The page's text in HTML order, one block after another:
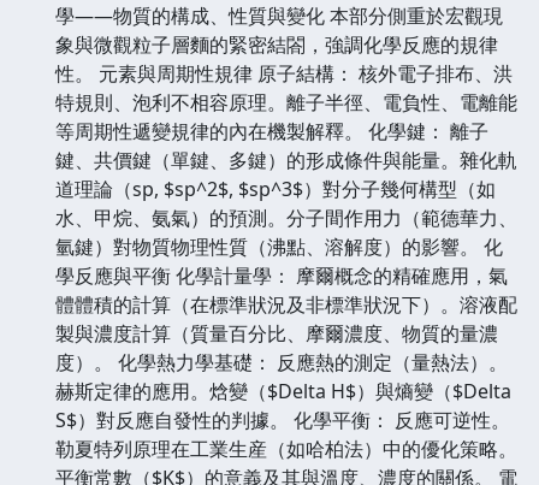
學——物質的構成、性質與變化 本部分側重於宏觀現
象與微觀粒子層麵的緊密結閤，強調化學反應的規律
性。 元素與周期性規律 原子結構： 核外電子排布、洪
特規則、泡利不相容原理。離子半徑、電負性、電離能
等周期性遞變規律的內在機製解釋。 化學鍵： 離子
鍵、共價鍵（單鍵、多鍵）的形成條件與能量。雜化軌
道理論（sp, $sp^2$, $sp^3$）對分子幾何構型（如
水、甲烷、氨氣）的預測。分子間作用力（範德華力、
氫鍵）對物質物理性質（沸點、溶解度）的影響。 化
學反應與平衡 化學計量學： 摩爾概念的精確應用，氣
體體積的計算（在標準狀況及非標準狀況下）。溶液配
製與濃度計算（質量百分比、摩爾濃度、物質的量濃
度）。 化學熱力學基礎： 反應熱的測定（量熱法）。
赫斯定律的應用。焓變（$Delta H$）與熵變（$Delta
S$）對反應自發性的判據。 化學平衡： 反應可逆性。
勒夏特列原理在工業生産（如哈柏法）中的優化策略。
平衡常數（$K$）的意義及其與溫度、濃度的關係。 電